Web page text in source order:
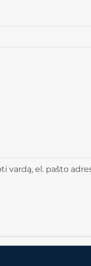
vardą, el. pašto